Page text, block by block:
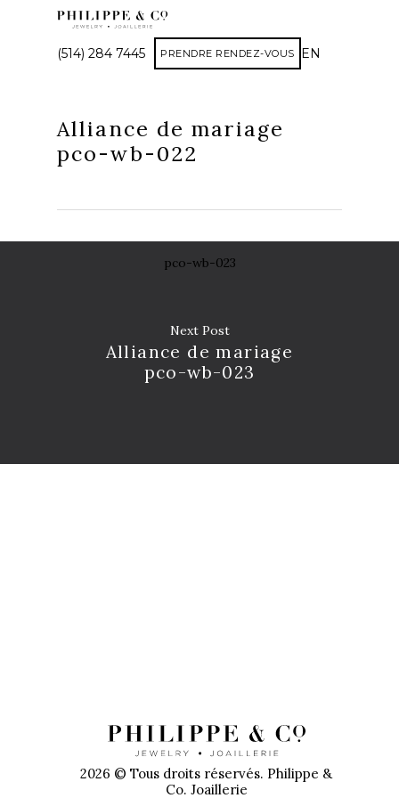
(514) 284 7445 PRENDRE RENDEZ-VOUS EN
Alliance de mariage
pco-wb-022
Next Post
Alliance de mariage
pco-wb-023
pco-wb-023
2026 © Tous droits réservés. Philippe &
Co. Joaillerie